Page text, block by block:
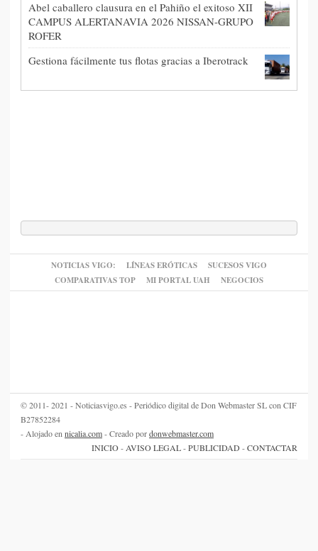
Abel caballero clausura en el Pahiño el exitoso XII
CAMPUS ALERTANAVIA 2026 NISSAN-GRUPO
ROFER
Gestiona fácilmente tus flotas gracias a Iberotrack
NOTICIAS VIGO: LÍNEAS ERÓTICAS
SUCESOS VIGO
COMPARATIVAS TOP
MI PORTAL UAH NEGOCIOS
© 2011- 2021 - Noticiasvigo.es - Periódico digital de Don Webmaster SL con CIF
B27852284
- Alojado en nicalia.com- Creado pordonwebmaster.com
INICIO- AVISO LEGAL-PUBLICIDAD -CONTACTAR